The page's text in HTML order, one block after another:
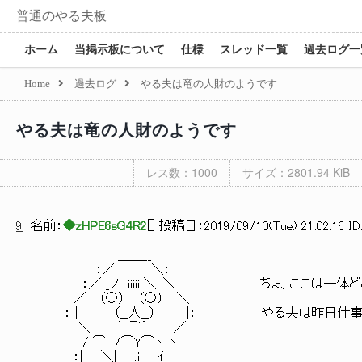
普通のやる夫板
ホーム 当掲示板について 仕様 スレッド一覧 過去ログ
Home 過去ログ やる夫は竜の人財のようです
やる夫は竜の人財のようです
レス数：1000 サイズ：2801.94 KiB
9 名前： ◆zHPE6sG4R2 ] 投稿日： 2019/09/10(Tue) 21:02:16
：／ ＼：
：／ _ノ iiiii ＼. ＼ ちょ、ここは一体どこ
／ （○） （○） ＼
： | （__人__） |： やる夫は昨日仕事か
＼ ｀ ⌒´ ／
/ ⌒ /⌒Y⌒ヽ ヽ
：| ＼| .i ｲ |